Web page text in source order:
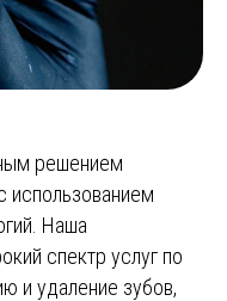
решением
использованием
Наша
спектр услуг по
и удаление зубов,